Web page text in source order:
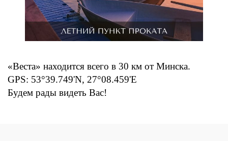
«Веста» находится всего в 30 км от Минска.
GPS: 53°39.749'N, 27°08.459'E
Будем рады видеть Вас!